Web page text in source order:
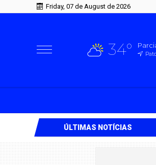
Friday, 07 de August de 2026
34°
ÚLTIMAS NOTÍCIAS